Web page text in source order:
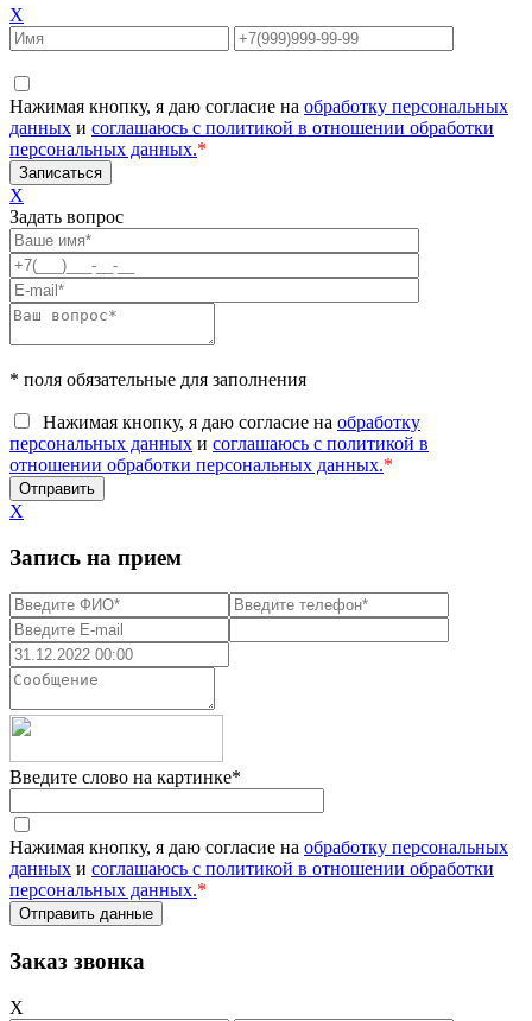
X
Нажимая кнопку, я даю согласие на обработку персональных
данных и соглашаюсь с политикой в отношении обработки
персональных данных.*
X
Задать вопрос
* поля обязательные для заполнения
Нажимая кнопку, я даю согласие на обработку
персональных данных и соглашаюсь с политикой в
отношении обработки персональных данных.*
X
Запись на прием
Введите слово на картинке*
Нажимая кнопку, я даю согласие на обработку персональных
данных и соглашаюсь с политикой в отношении обработки
персональных данных.*
Заказ звонка
X